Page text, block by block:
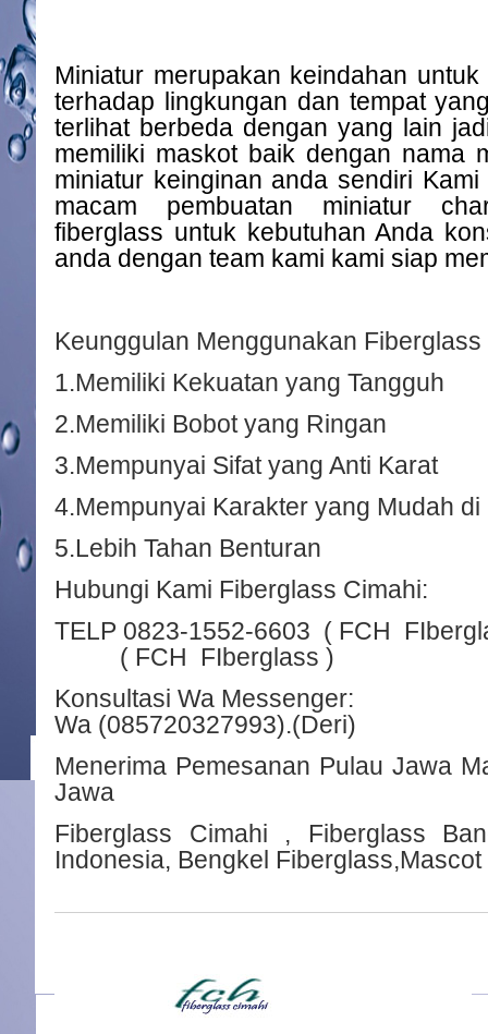
Miniatur merupakan keindahan
terhadap lingkungan dan tempat
terlihat berbeda dengan yang lain
memiliki maskot baik dengan nama
miniatur keinginan anda sendiri
macam pembuatan miniatur
fiberglass untuk kebutuhan Anda
anda dengan team kami kami siap
Keunggulan Menggunakan Fiberglass
1.Memiliki Kekuatan yang Tangguh
2.Memiliki Bobot yang Ringan
3.Mempunyai Sifat yang Anti Karat
4.Mempunyai Karakter yang Mudah di
5.Lebih Tahan Benturan
Hubungi Kami Fiberglass Cimahi:
TELP 0823-1552-6603 ( FCH
( FCH FIberglass )
Konsultasi Wa Messenger:
Wa (085720327993).(Deri)
Menerima Pemesanan Pulau Jawa
Jawa
Fiberglass Cimahi , Fiberglass
Indonesia, Bengkel